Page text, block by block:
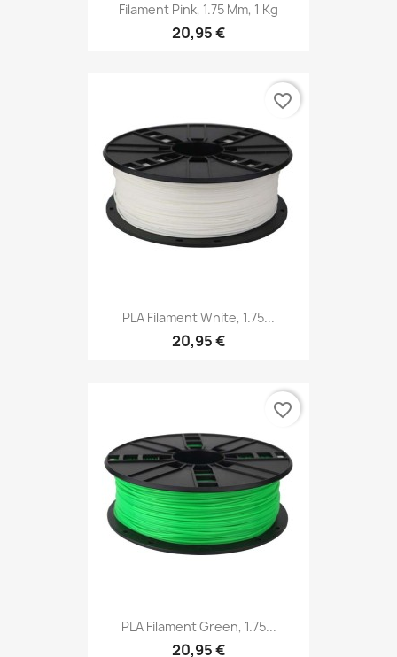
Filament Pink, 1.75 Mm, 1 Kg
20,95 €
PLA Filament White, 1.75...
20,95 €
favorite_border
PLA Filament Green, 1.75...
20,95 €
favorite_border